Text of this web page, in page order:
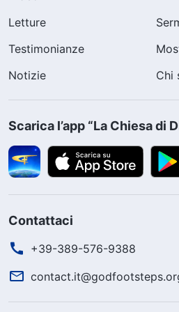
Letture
Testimonianze
Notizie
Chi
Scarica l’app “La Chiesa di
Contattaci
+39-389-576-9388